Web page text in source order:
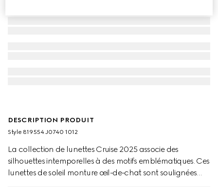
DESCRIPTION PRODUIT
Style ‎819554 J0740 1012
La collection de lunettes Cruise 2025 associe des
silhouettes intemporelles à des motifs emblématiques. Ces
lunettes de soleil monture œil-de-chat sont soulignées